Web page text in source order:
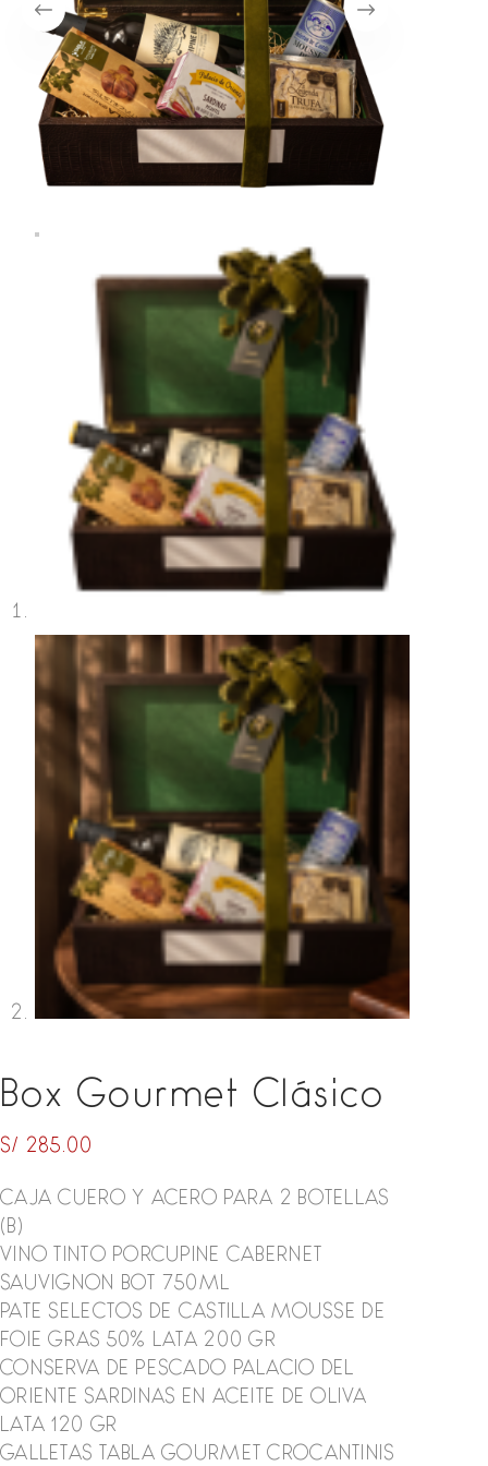
Box Gourmet Clásico
S/ 285.00
CAJA CUERO Y ACERO PARA 2 BOTELLAS
(B)
VINO TINTO PORCUPINE CABERNET
SAUVIGNON BOT 750ML
PATE SELECTOS DE CASTILLA MOUSSE DE
FOIE GRAS 50% LATA 200 GR
CONSERVA DE PESCADO PALACIO DEL
ORIENTE SARDINAS EN ACEITE DE OLIVA
LATA 120 GR
GALLETAS TABLA GOURMET CROCANTINIS